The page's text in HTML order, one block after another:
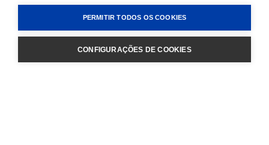
Desenvolvedores
LOGIN
PERMITIR TODOS OS COOKIES
CONFIGURAÇÕES DE COOKIES